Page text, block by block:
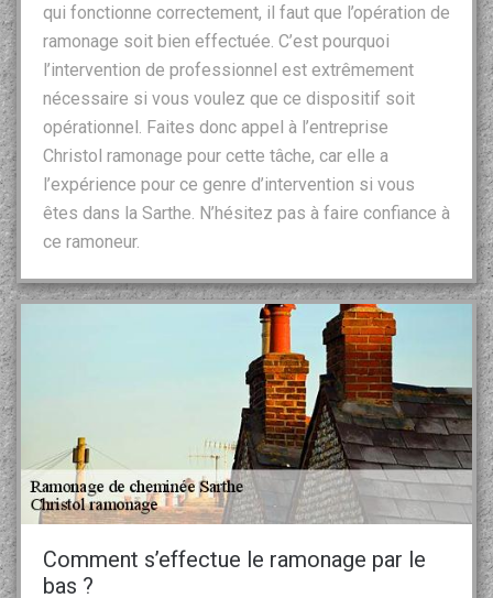
qui fonctionne correctement, il faut que l’opération de
ramonage soit bien effectuée. C’est pourquoi
l’intervention de professionnel est extrêmement
nécessaire si vous voulez que ce dispositif soit
opérationnel. Faites donc appel à l’entreprise
Christol ramonage pour cette tâche, car elle a
l’expérience pour ce genre d’intervention si vous
êtes dans la Sarthe. N’hésitez pas à faire confiance à
ce ramoneur.
Comment s’effectue le ramonage par le
bas ?